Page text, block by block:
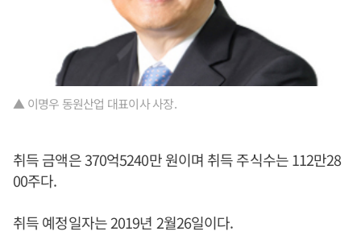
▲ 이명우 동원산업 대표이사 사장.
취득 금액은 370억5240만 원이며 취득 주식수는 112만28
00주다.
취득 예정일자는 2019년 2월26일이다.